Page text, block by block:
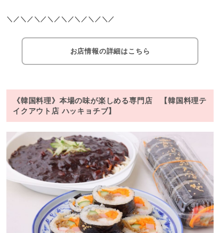
＼／＼／＼／＼／＼／＼／＼／＼／
お店情報の詳細はこちら
《韓国料理》本場の味が楽しめる専門店 【韓国料理テ
イクアウト店 ハッキョチブ】